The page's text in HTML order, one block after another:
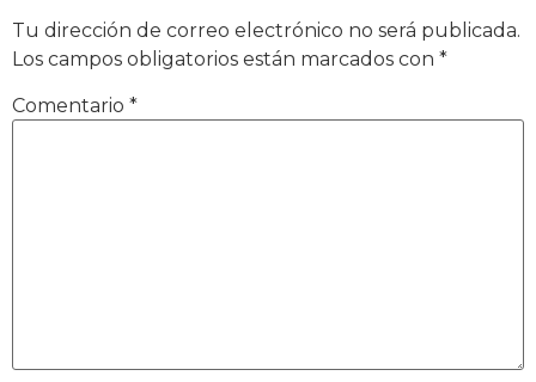
Tu dirección de correo electrónico no será publicada.
Los campos obligatorios están marcados con *
Comentario *